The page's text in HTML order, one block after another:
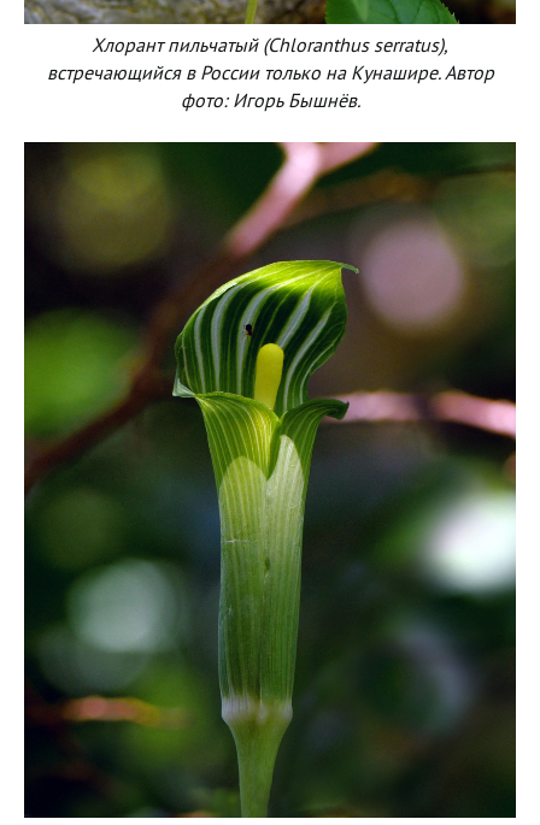
Хлорант пильчатый (Chloranthus serratus),
встречающийся в России только на Кунашире. Автор
фото: Игорь Бышнёв.